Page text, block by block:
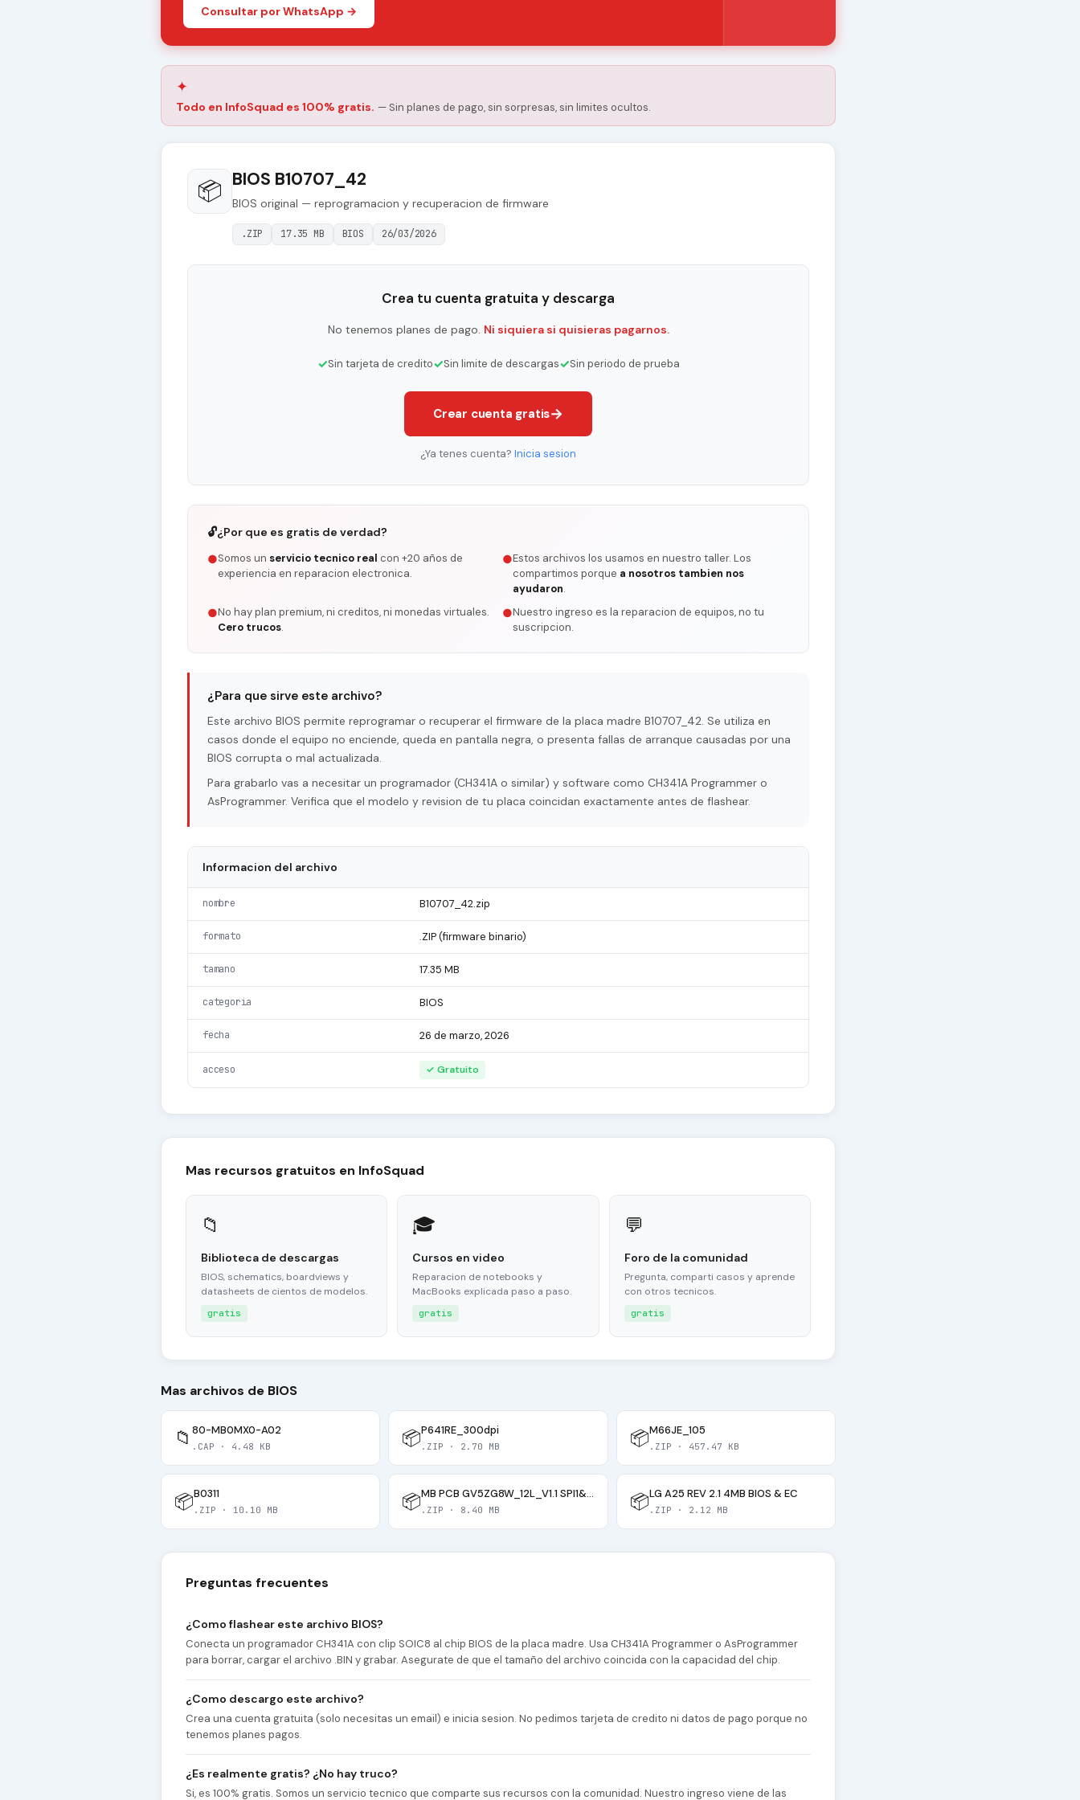
Consultar por WhatsApp →
✦
Todo en InfoSquad es 100% gratis. — Sin planes de pago, sin sorpresas, sin limites ocultos.
📦 BIOS B10707_42
BIOS original — reprogramacion y recuperacion de firmware
.ZIP 17.35 MB BIOS 26/03/2026
Crea tu cuenta gratuita y descarga
No tenemos planes de pago. Ni siquiera si quisieras pagarnos.
✓Sin tarjeta de credito✓Sin limite de descargas✓Sin periodo de prueba
Crear cuenta gratis→
¿Ya tenes cuenta? Inicia sesion
🔓¿Por que es gratis de verdad?
●Somos un servicio tecnico real con +20 años de
experiencia en reparacion electronica.
●Estos archivos los usamos en nuestro taller. Los
compartimos porque a nosotros tambien nos
ayudaron.
●No hay plan premium, ni creditos, ni monedas virtuales.
Cero trucos.
●Nuestro ingreso es la reparacion de equipos, no tu
suscripcion.
¿Para que sirve este archivo?
Este archivo BIOS permite reprogramar o recuperar el firmware de la placa madre B10707_42. Se utiliza en
casos donde el equipo no enciende, queda en pantalla negra, o presenta fallas de arranque causadas por una
BIOS corrupta o mal actualizada.
Para grabarlo vas a necesitar un programador (CH341A o similar) y software como CH341A Programmer o
AsProgrammer. Verifica que el modelo y revision de tu placa coincidan exactamente antes de flashear.
Informacion del archivo
nombre B10707_42.zip
formato .ZIP (firmware binario)
tamano 17.35 MB
categoria BIOS
fecha 26 de marzo, 2026
acceso ✓ Gratuito
Mas recursos gratuitos en InfoSquad
📁
Biblioteca de descargas
BIOS, schematics, boardviews y
datasheets de cientos de modelos.
gratis
🎓
Cursos en video
Reparacion de notebooks y
MacBooks explicada paso a paso.
gratis
💬
Foro de la comunidad
Pregunta, comparti casos y aprende
con otros tecnicos.
gratis
Mas archivos de BIOS
📁 80-MB0MX0-A02
.CAP · 4.48 KB 📦P641RE_300dpi
.ZIP · 2.70 MB 📦M66JE_105
.ZIP · 457.47 KB
📦B0311
.ZIP · 10.10 MB 📦 MB PCB GV5ZG8W_12L_V1.1 SPI1& SPI2 & U5 BIOS
.ZIP · 8.40 MB 📦LG A25 REV 2.1 4MB BIOS & EC
.ZIP · 2.12 MB
Preguntas frecuentes
¿Como flashear este archivo BIOS?
Conecta un programador CH341A con clip SOIC8 al chip BIOS de la placa madre. Usa CH341A Programmer o AsProgrammer
para borrar, cargar el archivo .BIN y grabar. Asegurate de que el tamaño del archivo coincida con la capacidad del chip.
¿Como descargo este archivo?
Crea una cuenta gratuita (solo necesitas un email) e inicia sesion. No pedimos tarjeta de credito ni datos de pago porque no
tenemos planes pagos.
¿Es realmente gratis? ¿No hay truco?
Si, es 100% gratis. Somos un servicio tecnico que comparte sus recursos con la comunidad. Nuestro ingreso viene de las